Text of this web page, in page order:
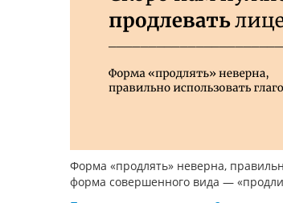
Форма «продлять» неверна,
форма совершенного вида —